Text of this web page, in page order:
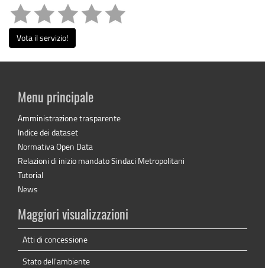
Vota il servizio!
Menu principale
Amministrazione trasparente
Indice dei dataset
Normativa Open Data
Relazioni di inizio mandato Sindaci Metropolitani
Tutorial
News
Maggiori visualizzazioni
Atti di concessione
Stato dell'ambiente